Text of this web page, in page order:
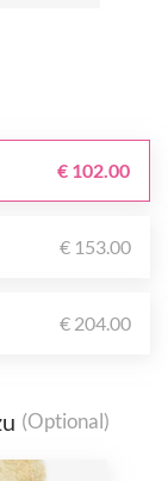
€ 102.00
€ 153.00
€ 204.00
(Optional)